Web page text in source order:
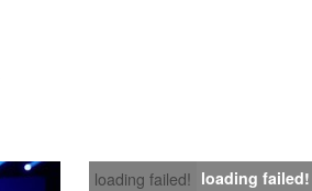
loading failed! loading failed!